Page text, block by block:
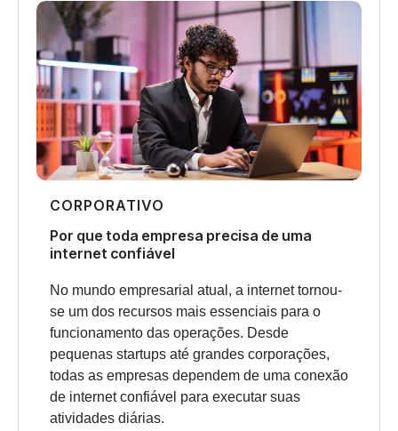
CORPORATIVO
Por que toda empresa precisa de uma
internet confiável
No mundo empresarial atual, a internet tornou-
se um dos recursos mais essenciais para o
funcionamento das operações. Desde
pequenas startups até grandes corporações,
todas as empresas dependem de uma conexão
de internet confiável para executar suas
atividades diárias.